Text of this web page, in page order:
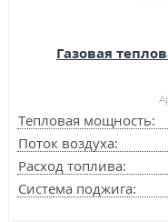
Газовая
Тепловая мощность:
Поток воздуха:
Расход топлива:
Система поджига: